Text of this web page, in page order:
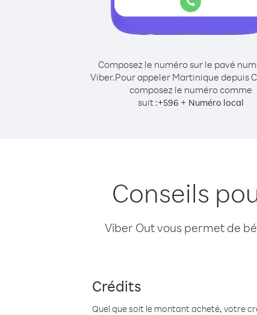
Composez le numéro sur le pavé
Viber.Pour appeler Martinique depuis
composez le numéro comme
suit :+596 + Numéro local
Conseils
Viber Out vous permet de
Crédits
Quel que soit le montant acheté, votre